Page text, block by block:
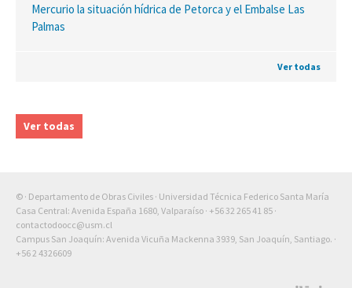
Mercurio la situación hídrica de Petorca y el Embalse Las
Palmas
Ver todas
Ver todas
© · Departamento de Obras Civiles · Universidad Técnica Federico Santa María
Casa Central: Avenida España 1680, Valparaíso · +56 32 265 41 85 ·
contactodoocc@usm.cl
Campus San Joaquín: Avenida Vicuña Mackenna 3939, San Joaquín, Santiago. ·
+56 2 4326609